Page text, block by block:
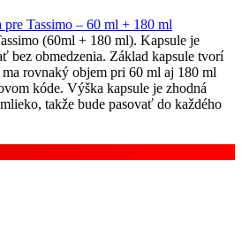
Tassimo – 60 ml + 180 ml
(60ml + 180 ml). Kapsule je
bez obmedzenia. Základ kapsule tvorí
rovnaký objem pri 60 ml aj 180 ml
kóde. Výška kapsule je zhodná
takže bude pasovať do každého